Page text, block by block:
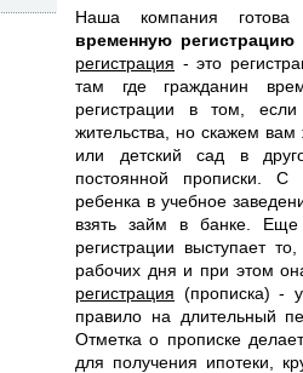
Наша компания
временную
регистрация - это
там где гражданин
регистрации в том,
жительства, но скажем вам
или детский сад в
постоянной прописки.
ребенка в учебное
взять займ в банке.
регистрации выступает
рабочих дня и при этом
регистрация (прописка) -
правило на длительный
Отметка о прописке
для получения ипотеки,